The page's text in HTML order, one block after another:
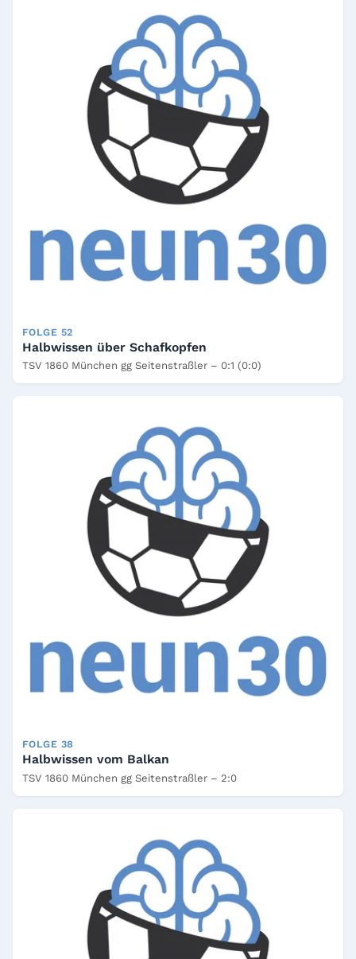
FOLGE 52
Halbwissen über Schafkopfen
TSV 1860 München gg Seitenstraßler – 0:1 (0:0)
FOLGE 38
Halbwissen vom Balkan
TSV 1860 München gg Seitenstraßler – 2:0